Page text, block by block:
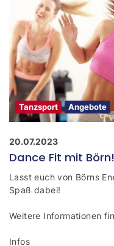
Tanzsport Angebote
20.07.2023
Dance Fit mit Börn!
Lasst euch von Börns
Spaß dabei!
Weitere Informationen
Infos